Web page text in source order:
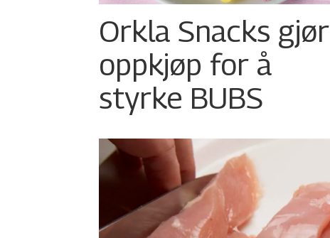
Orkla Snacks gjør
oppkjøp for å
styrke BUBS